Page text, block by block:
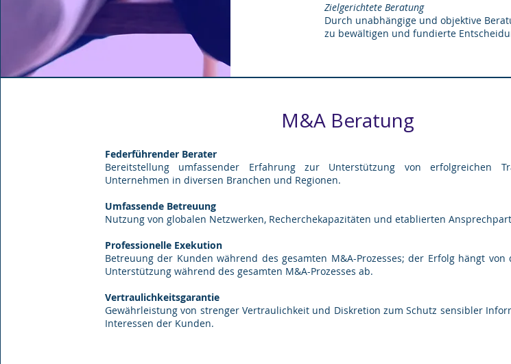
Zielgerichtete Beratung
Durch unabhängige und objektive
zu bewältigen und fundierte
M&A Beratung
Federführender Berater
Bereitstellung umfassender Erfahrung zur Unterstützung von erfolgreichen
Unternehmen in diversen Branchen und Regionen.
Umfassende Betreuung
Nutzung von globalen Netzwerken, Recherchekapazitäten und etablierten
Professionelle Exekution
Betreuung der Kunden während des gesamten M&A-Prozesses; der Erfolg hängt von
Unterstützung während des gesamten M&A-Prozesses ab.
Vertraulichkeitsgarantie
Gewährleistung von strenger Vertraulichkeit und Diskretion zum Schutz sensibler
Interessen der Kunden.